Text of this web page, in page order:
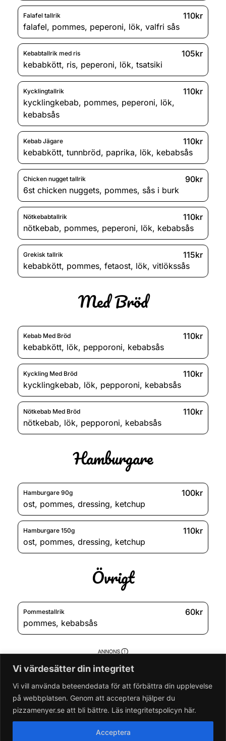
Vi värdesätter din integritet
Vi vill använda beteendedata för att förbättra din upplevelse
på webbplatsen. Genom att acceptera hjälper du
pizzamenyer.se att bli bättre. Läs integritetspolicyn här.
Acceptera
Falafel tallrik
110kr
falafel, pommes, peperoni, lök, valfri sås
Kebabtallrik med ris
105kr
kebabkött, ris, peperoni, lök, tsatsiki
Kycklingtallrik
110kr
kycklingkebab, pommes, peperoni, lök,
kebabsås
Kebab Jägare
110kr
kebabkött, tunnbröd, paprika, lök, kebabsås
Chicken nugget tallrik
90kr
6st chicken nuggets, pommes, sås i burk
Nötkebabtallrik
110kr
nötkebab, pommes, peperoni, lök, kebabsås
Grekisk tallrik
115kr
kebabkött, pommes, fetaost, lök, vitlökssås
Med Bröd
Kebab Med Bröd
110kr
kebabkött, lök, pepporoni, kebabsås
Kyckling Med Bröd
110kr
kycklingkebab, lök, pepporoni, kebabsås
Nötkebab Med Bröd
110kr
nötkebab, lök, pepporoni, kebabsås
Hamburgare
Hamburgare 90g
100kr
ost, pommes, dressing, ketchup
Hamburgare 150g
110kr
ost, pommes, dressing, ketchup
Övrigt
Pommestallrik
60kr
pommes, kebabsås